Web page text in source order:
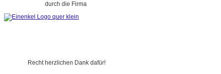
durch die Firma
Recht herzlichen Dank dafür!